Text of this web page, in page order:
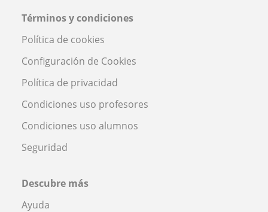
Términos y condiciones
Política de cookies
Configuración de Cookies
Política de privacidad
Condiciones uso profesores
Condiciones uso alumnos
Seguridad
Descubre más
Ayuda